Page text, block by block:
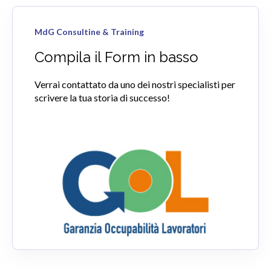
MdG Consultine & Training
Compila il Form in basso
Verrai contattato da uno dei nostri specialisti per
scrivere la tua storia di successo!